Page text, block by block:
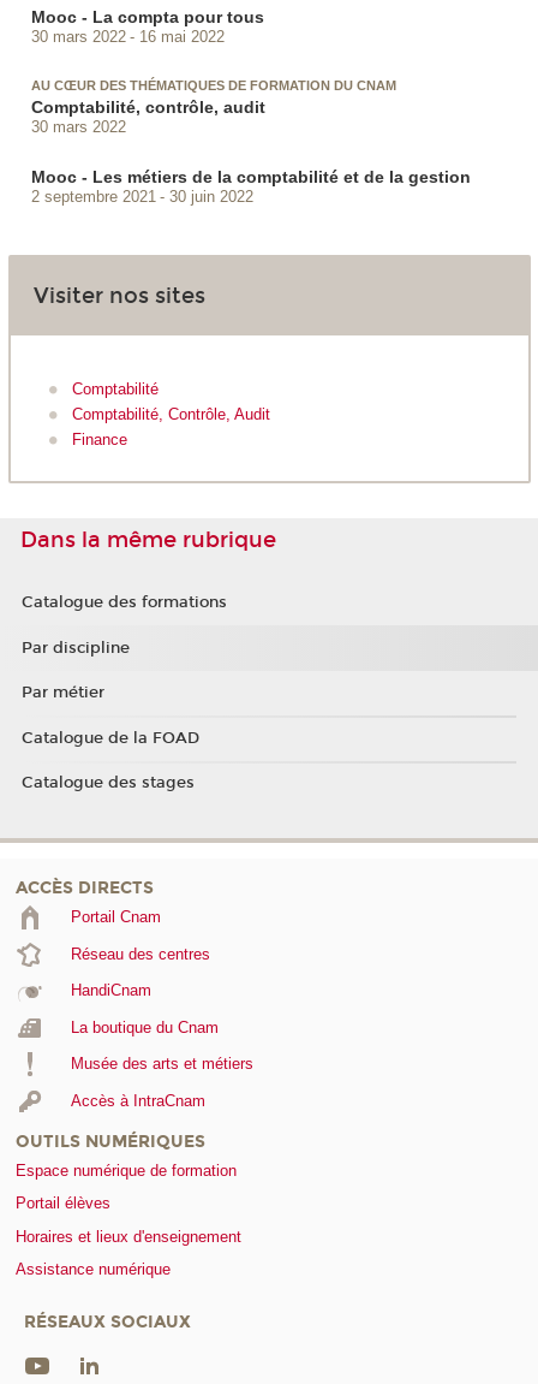
Mooc - La compta pour tous
30 mars 2022 16 mai 2022
AU CŒUR DES THÉMATIQUES DE FORMATION DU CNAM
Comptabilité, contrôle, audit
30 mars 2022
Mooc - Les métiers de la comptabilité et de la gestion
2 septembre 2021 30 juin 2022
Visiter nos sites
Comptabilité
Comptabilité, Contrôle, Audit
Finance
Dans la même rubrique
Catalogue des formations
Par discipline
Par métier
Catalogue de la FOAD
Catalogue des stages
ACCÈS DIRECTS
Portail Cnam
Réseau des centres
HandiCnam
La boutique du Cnam
Musée des arts et métiers
Accès à IntraCnam
OUTILS NUMÉRIQUES
Espace numérique de formation
Portail élèves
Horaires et lieux d'enseignement
Assistance numérique
RÉSEAUX SOCIAUX